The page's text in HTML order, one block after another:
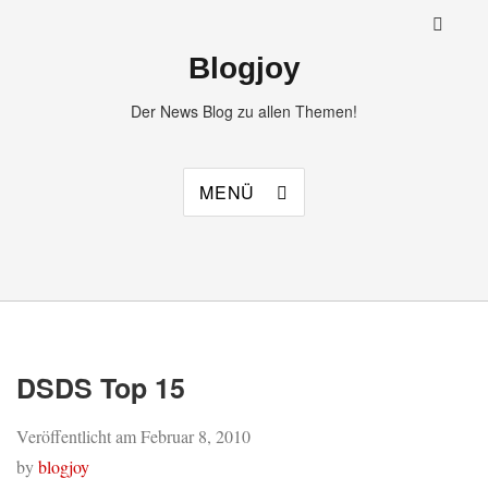
Blogjoy
Der News Blog zu allen Themen!
MENÜ
DSDS Top 15
Veröffentlicht amFebruar 8, 2010
byblogjoy